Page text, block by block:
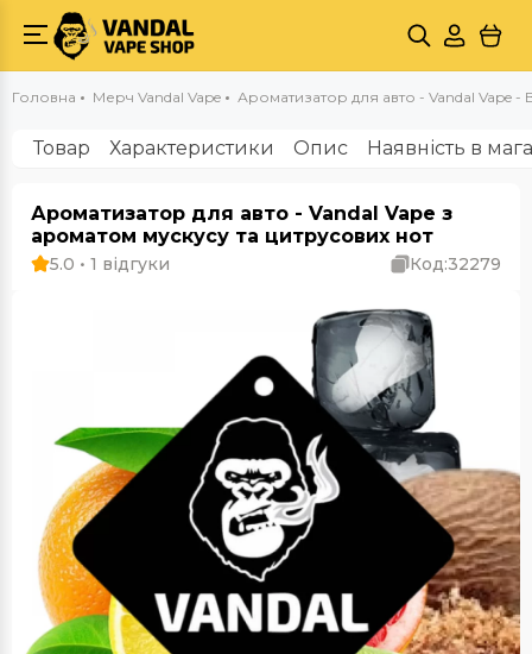
Головна Мерч Vandal Vape Ароматизатор для авто - Vandal Vape -
Товар Характеристики Опис Наявність в
Ароматизатор для авто - Vandal Vape з
ароматом мускусу та цитрусових нот
5.0 • 1 відгуки Код:32279